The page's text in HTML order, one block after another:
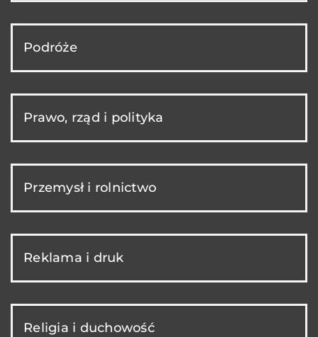
Podróże
Prawo, rząd i polityka
Przemysł i rolnictwo
Reklama i druk
Religia i duchowość